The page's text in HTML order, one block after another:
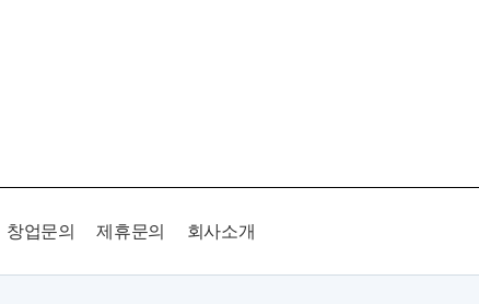
창업문의 제휴문의 회사소개